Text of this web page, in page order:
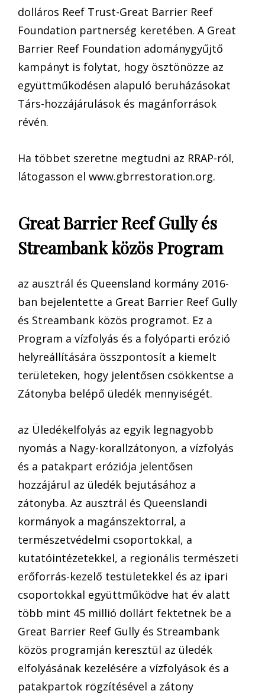
dolláros Reef Trust-Great Barrier Reef
Foundation partnerség keretében. A Great
Barrier Reef Foundation adománygyűjtő
kampányt is folytat, hogy ösztönözze az
együttműködésen alapuló beruházásokat
Társ-hozzájárulások és magánforrások
révén.
Ha többet szeretne megtudni az RRAP-ról,
látogasson el www.gbrrestoration.org.
Great Barrier Reef Gully és
Streambank közös Program
az ausztrál és Queensland kormány 2016-
ban bejelentette a Great Barrier Reef Gully
és Streambank közös programot. Ez a
Program a vízfolyás és a folyóparti erózió
helyreállítására összpontosít a kiemelt
területeken, hogy jelentősen csökkentse a
Zátonyba belépő üledék mennyiségét.
az Üledékelfolyás az egyik legnagyobb
nyomás a Nagy-korallzátonyon, a vízfolyás
és a patakpart eróziója jelentősen
hozzájárul az üledék bejutásához a
zátonyba. Az ausztrál és Queenslandi
kormányok a magánszektorral, a
természetvédelmi csoportokkal, a
kutatóintézetekkel, a regionális természeti
erőforrás-kezelő testületekkel és az ipari
csoportokkal együttműködve hat év alatt
több mint 45 millió dollárt fektetnek be a
Great Barrier Reef Gully és Streambank
közös programján keresztül az üledék
elfolyásának kezelésére a vízfolyások és a
patakpartok rögzítésével a zátony